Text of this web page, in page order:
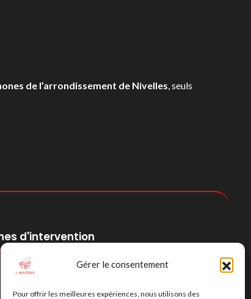
Gérer le consentement
Pour offrir les meilleures expériences, nous utilisons des
de l’arrondissement de Nivelles, seuls
d'intervention
Waterloo